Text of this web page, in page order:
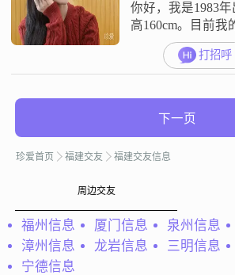
你好，我是1983
高160cm。目前我
5000元之间，工
的学历是高中及
格和观念，我是
放在优先的位置
情里，我很注重安
打招呼
下一页
珍爱首页 福建交友 福建交友信息
周边交友
福州信息 厦门信息 泉州信息
漳州信息
龙岩信息 三明信息
宁德信息